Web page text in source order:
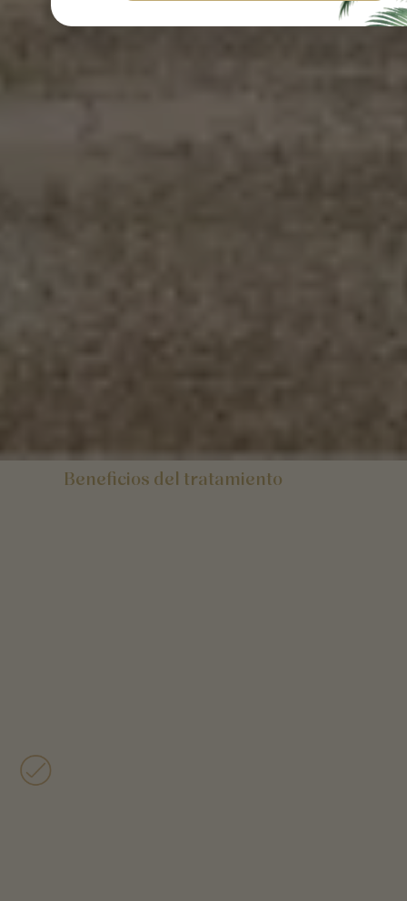
Beneficios del tratamiento